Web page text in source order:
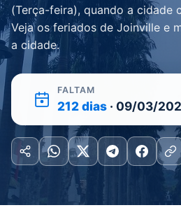
(Terça-feira), quando a cidade
Veja os feriados de Joinville e
a cidade.
FALTAM
212 dias · 09/03/